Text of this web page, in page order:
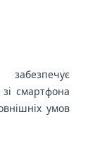
забезпечує
смартфона
умов